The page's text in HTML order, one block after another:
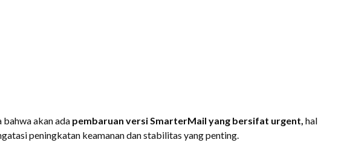
akan ada pembaruan versi SmarterMail yang bersifat urgent, hal
peningkatan keamanan dan stabilitas yang penting.